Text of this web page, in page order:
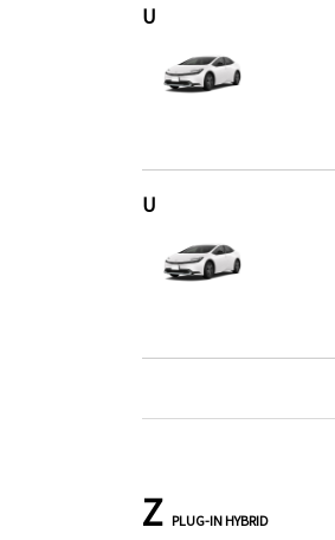
U
U
Z PLUG-IN HYBRID